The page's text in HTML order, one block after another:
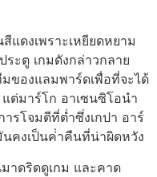
แดงเพราะเหยียดหยาม
ระตู เกมดังกล่าวกลาย
ของแลมพาร์ดเพื่อที่จะได้
ต่มาร์โก อาเซนซิโอนำ
ารโจมตีที่ต่ำซึ่งเกปา อาร์
นคงเป็นค่ําคืนที่น่าผิดหวัง
าดริดดูเกม และคาด